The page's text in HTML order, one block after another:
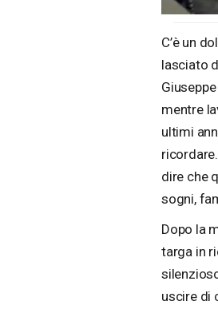
C’è un
lasciato
mentre
ultimi
dire che
sogni,
Dopo la
targa in
uscire di